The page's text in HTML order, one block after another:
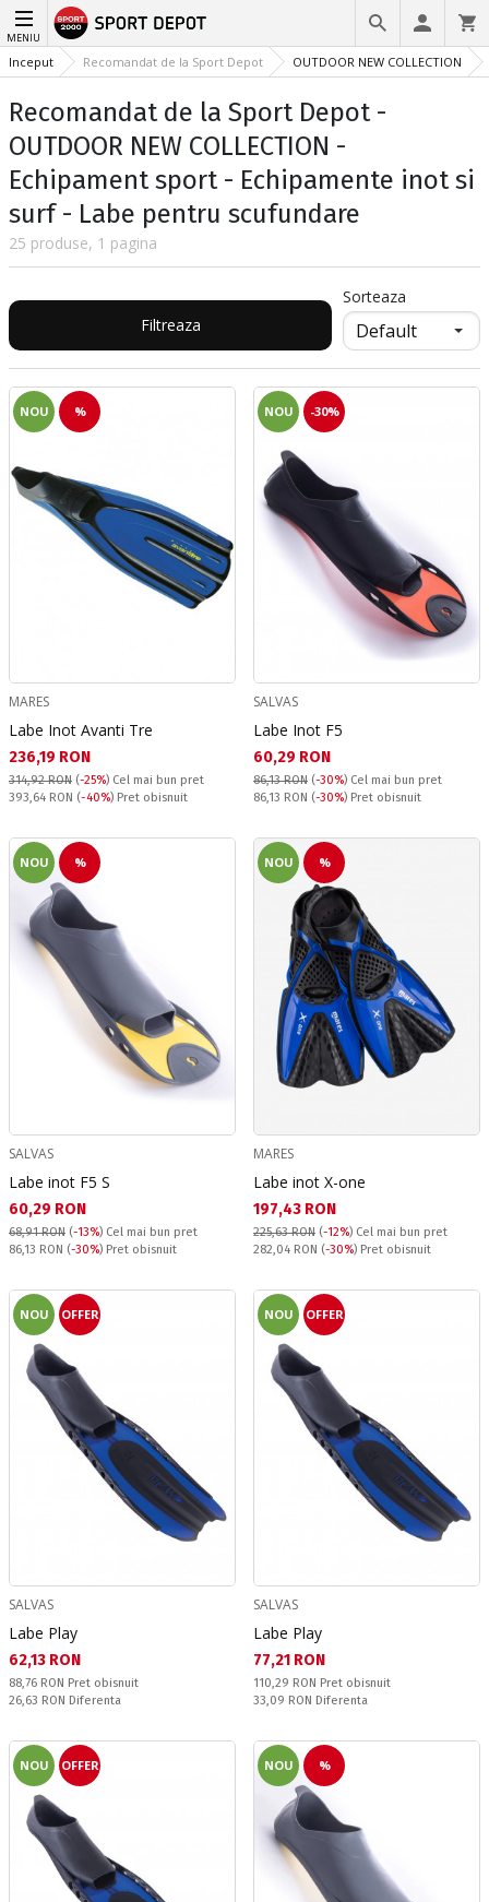
MENIU
Inceput Recomandat de la Sport Depot OUTDOOR NEW COLLECTION
Recomandat de la Sport Depot -
OUTDOOR NEW COLLECTION -
Echipament sport - Echipamente inot si
surf - Labe pentru scufundare
25 produse, 1 pagina
Filtreaza
Sorteaza
NOU %
MARES
Labe Inot Avanti Tre
Текуща цена:
236,19 RON
314,92 RON (-25%) Cel mai bun pret
Pret obisnuit:
393,64 RON (-40%) Pret obisnuit
NOU -30%
SALVAS
Labe Inot F5
Текуща цена:
60,29 RON
86,13 RON (-30%) Cel mai bun pret
Pret obisnuit:
86,13 RON (-30%) Pret obisnuit
NOU %
SALVAS
Labe inot F5 S
Текуща цена:
60,29 RON
68,91 RON (-13%) Cel mai bun pret
Pret obisnuit:
86,13 RON (-30%) Pret obisnuit
NOU %
MARES
Labe inot X-one
Текуща цена:
197,43 RON
225,63 RON (-12%) Cel mai bun pret
Pret obisnuit:
282,04 RON (-30%) Pret obisnuit
NOU OFFER
SALVAS
Labe Play
Текуща цена:
62,13 RON
Pret obisnuit:
88,76 RON Pret obisnuit
Спестявате:
26,63 RON Diferenta
NOU OFFER
SALVAS
Labe Play
Текуща цена:
77,21 RON
Pret obisnuit:
110,29 RON Pret obisnuit
Спестявате:
33,09 RON Diferenta
NOU OFFER NOU %